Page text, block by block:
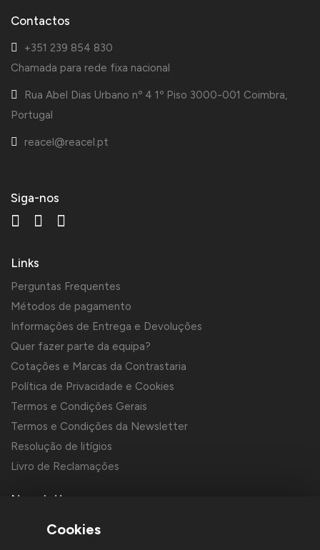
Contactos
+351 239 854 830
Chamada para rede fixa nacional
Rua Abel Dias Urbano nº 4 1º Piso 3000-001 Coimbra,
Portugal
reacel@reacel.pt
Siga-nos
Links
Perguntas Frequentes
Métodos de pagamento
Informações de Entrega e Devoluções
Quer fazer parte da equipa?
Cotações e Marcas da Contrastaria
Política de Privacidade e Cookies
Termos e Condições Gerais
Termos e Condições da Newsletter
Resolução de litígios
Livro de Reclamações
Newsletter
Cookies